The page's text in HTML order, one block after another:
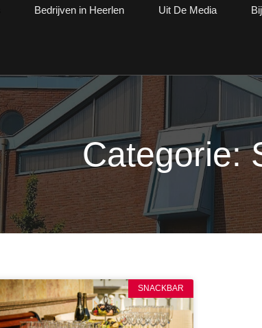
Bedrijven in Heerlen Uit De Media
Categorie:
SNACKBAR